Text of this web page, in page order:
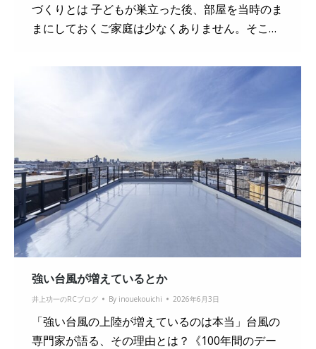
づくりとは 子どもが巣立った後、部屋を当時のま
まにしておくご家庭は少なくありません。そこ…
強い台風が増えているとか
井上功一のRCブログ By inouekouichi 2026年6月3日
「強い台風の上陸が増えているのは本当」台風の
専門家が語る、その理由とは？《100年間のデー